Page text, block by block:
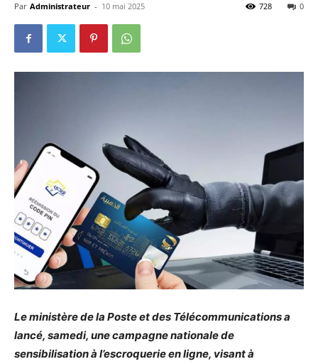
Par Administrateur - 10 mai 2025 0
728
Le ministère de la Poste et des Télécommunications a
lancé, samedi, une campagne nationale de
sensibilisation à l’escroquerie en ligne, visant à